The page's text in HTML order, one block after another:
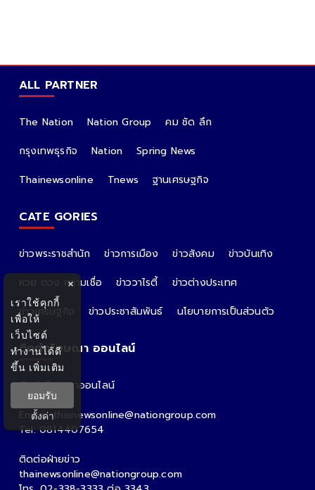
ALL PARTNER
The Nation Nation Group
คม ชัด ลึก
กรุงเทพธุรกิจ
Nation
Spring News
Thainewsonline
Tnews ฐานเศรษฐกิจ
CATE GORIES
ข่าวพระราชสำนัก ข่าวการเมือง ข่าวสังคม
ข่าวบันเทิง
หวย ดวง ความเชื่อ
ข่าววาไรตี้
ข่าวต่างประเทศ
ข่าวเศรษฐกิจ
ข่าวประชาสัมพันธ์ นโยบายการเป็นส่วนตัว
ติดต่อโฆษณา ออนไลน์
ติดต่อโฆษณาออนไลน์
คุณอ้อ
Email : thainewsonline@nationgroup.com
Tel: 0814407654
ติดต่อฝ่ายข่าว
thainewsonline@nationgroup.com
×
เราใช้คุกกี้
เพื่อให้
เว็บไซต์
ทำงานได้ดี
ขึ้น เพิ่มเติม
ยอมรับ
ตั้งค่า